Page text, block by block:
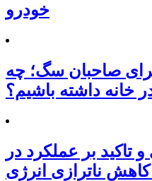
خودرو
صاحبان سگ؛ چه
خانه داشته باشیم؟
بر عملکرد در
کاهش ناترازی انرژی